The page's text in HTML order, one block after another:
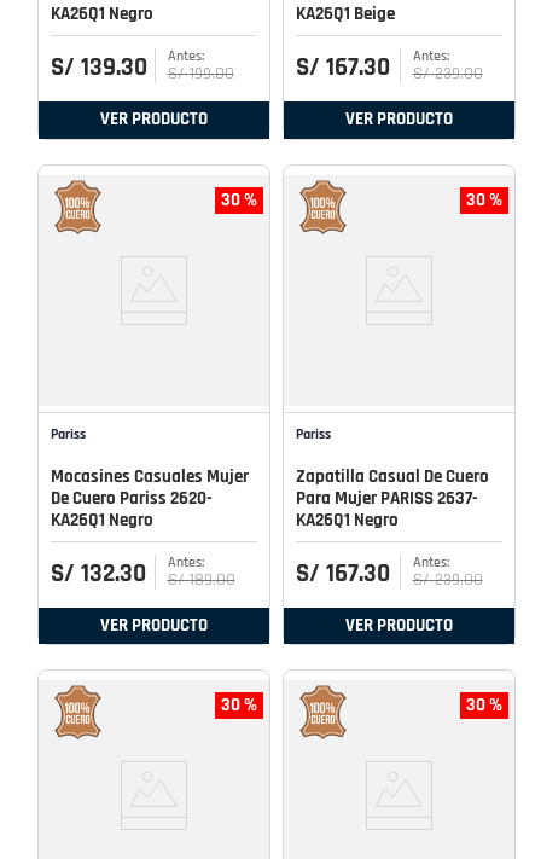
KA26Q1 Negro
S/ 139.30 S/ 199.00
VER PRODUCTO
KA26Q1 Beige
S/ 167.30 S/ 239.00
VER PRODUCTO
30 %
Pariss
Mocasines Casuales Mujer
De Cuero Pariss 2620-
KA26Q1 Negro
S/ 132.30 S/ 189.00
VER PRODUCTO
30 %
Pariss
Zapatilla Casual De Cuero
Para Mujer PARISS 2637-
KA26Q1 Negro
S/ 167.30 S/ 239.00
VER PRODUCTO
30 % 30 %